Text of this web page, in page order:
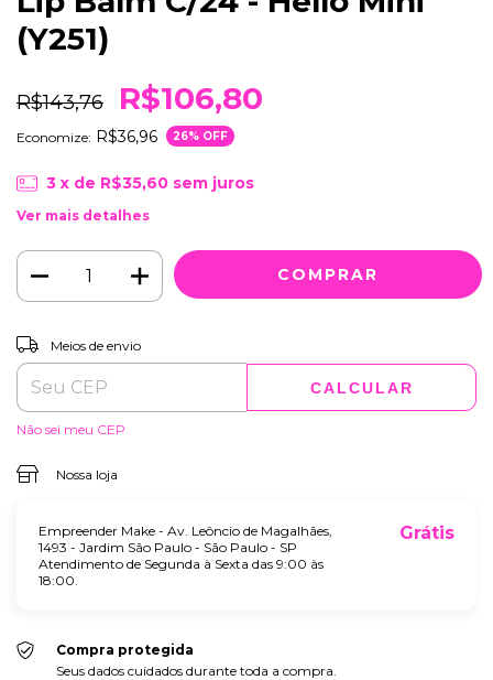
(Y251)
R$143,76 R$106,80
Economize: R$36,96 26% OFF
3 x de R$35,60 sem juros
Ver mais detalhes
Entregas para o CEP:
Meios de envio
CALCULAR
Não sei meu CEP
Nossa loja
Empreender Make - Av. Leôncio de Magalhães,
1493 - Jardim São Paulo - São Paulo - SP
Atendimento de Segunda à Sexta das 9:00 às
18:00.
Grátis
Compra protegida
Seus dados cuidados durante toda a compra.